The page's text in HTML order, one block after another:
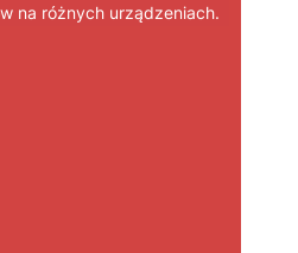
na różnych urządzeniach.